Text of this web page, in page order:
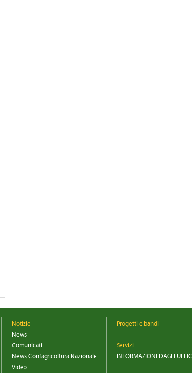
Notizie
News
Comunicati
News Confagricoltura Nazionale
Video
Progetti e bandi
Servizi
INFORMAZIONI DAGLI UFFICI